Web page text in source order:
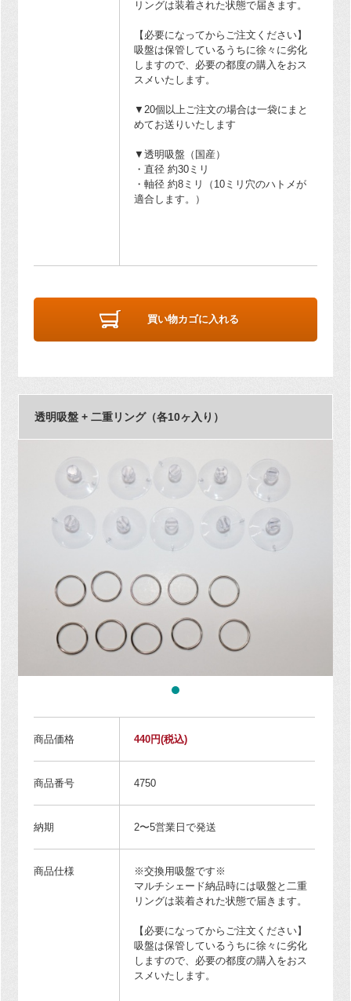
リングは装着された状態で届きます。
【必要になってからご注文ください】
吸盤は保管しているうちに徐々に劣化
しますので、必要の都度の購入をおス
スメいたします。
▼20個以上ご注文の場合は一袋にまと
めてお送りいたします
▼透明吸盤（国産）
・直径 約30ミリ
・軸径 約8ミリ（10ミリ穴のハトメが
適合します。）
買い物カゴに入れる
透明吸盤 + 二重リング（各10ヶ入り）
商品価格 440円(税込)
商品番号 4750
納期 2〜5営業日で発送
商品仕様
※交換用吸盤です※
マルチシェード納品時には吸盤と二重
リングは装着された状態で届きます。
【必要になってからご注文ください】
吸盤は保管しているうちに徐々に劣化
しますので、必要の都度の購入をおス
スメいたします。